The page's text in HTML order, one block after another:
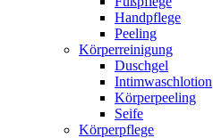
Handpflege
Peeling
Körperreinigung
Duschgel
Intimwaschlotion
Körperpeeling
Seife
Körperpflege